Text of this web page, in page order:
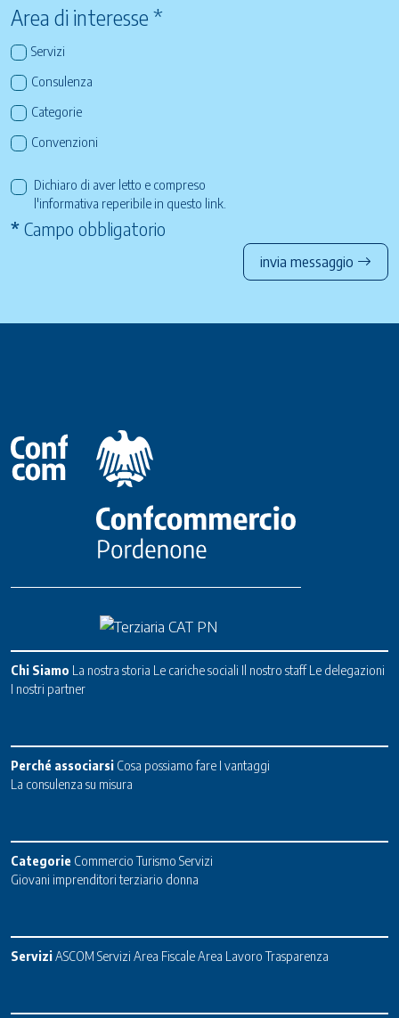
Area di interesse *
Servizi
Consulenza
Categorie
Convenzioni
Dichiaro di aver letto e compreso
l'informativa reperibile in questo link
* Campo obbligatorio
invia messaggio
Chi Siamo La nostra storia Le cariche sociali Il nostro staff Le delegazioni
I nostri partner
Perché associarsi Cosa possiamo fare I vantaggi
La consulenza su misura
Categorie Commercio Turismo Servizi
Giovani imprenditori terziario donna
ServiziASCOM Servizi Area FiscaleArea Lavoro Trasparenza